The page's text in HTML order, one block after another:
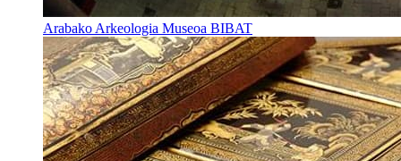
Arabako Arkeologia Museoa BIBAT